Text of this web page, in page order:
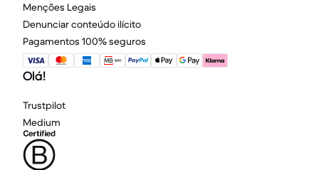
Menções Legais
Denunciar conteúdo ilícito
Pagamentos 100% seguros
Olá!
Trustpilot
Medium